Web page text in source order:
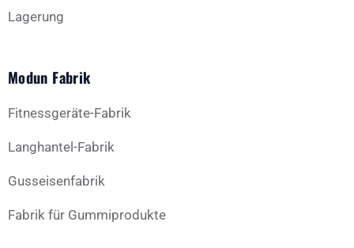
Lagerung
Modun Fabrik
Fitnessgeräte-Fabrik
Langhantel-Fabrik
Gusseisenfabrik
Fabrik für Gummiprodukte